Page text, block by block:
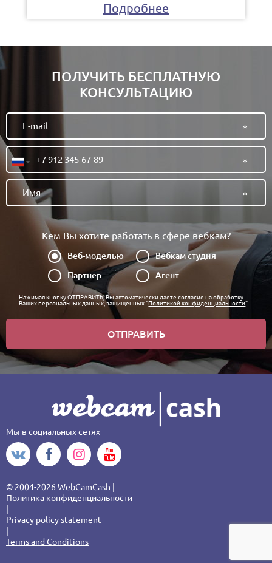
Подробнее
ПОЛУЧИТЬ БЕСПЛАТНУЮ
КОНСУЛЬТАЦИЮ
Кем Вы хотите работать в сфере вебкам?
Веб-моделью
Вебкам студия
Партнер
Агент
Нажимая кнопку ОТПРАВИТЬ, Вы автоматически даете согласие на обработку
Ваших персональных данных, защищенных "Политикой конфиденциальности".
ОТПРАВИТЬ
Мы в социальных сетях
© 2004-2026 WebCamCash |
Политика конфиденциальности
Privacy policy statement
Terms and Conditions